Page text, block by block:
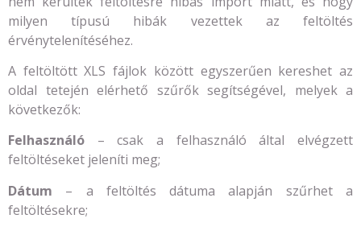
milyen típusú hibák vezettek az feltöltés
érvénytelenítéséhez.
A feltöltött XLS fájlok között egyszerűen kereshet az
oldal tetején elérhető szűrők segítségével, melyek a
következők:
Felhasználó – csak a felhasználó által elvégzett
feltöltéseket jeleníti meg;
Dátum – a feltöltés dátuma alapján szűrhet a
feltöltésekre;